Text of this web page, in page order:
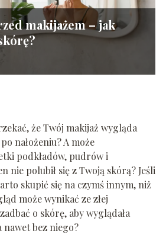
makijażem – jak
że Twój makijaż wygląda
nałożeniu? A może
podkładów, pudrów i
nie polubił się z Twoją skórą? Jeśli
skupić się na czymś innym, niż
może wynikać ze złej
o skórę, aby wyglądała
nawet bez niego?